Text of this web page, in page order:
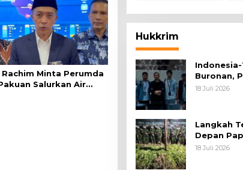
Rachim Minta Perumda
Salurkan Air
Hukkrim
Buronan,
18 Juli 2026
Langkah
Depan
Batang
18 Juli 2026